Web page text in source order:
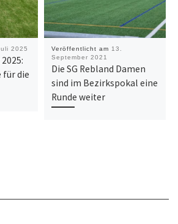
2025
für die
Veröffentlicht am 13.
September 2021
Die SG Rebland Damen
sind im Bezirkspokal eine
Runde weiter